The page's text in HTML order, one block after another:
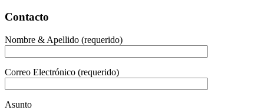
Contacto
Nombre & Apellido (requerido)
Correo Electrónico (requerido)
Asunto